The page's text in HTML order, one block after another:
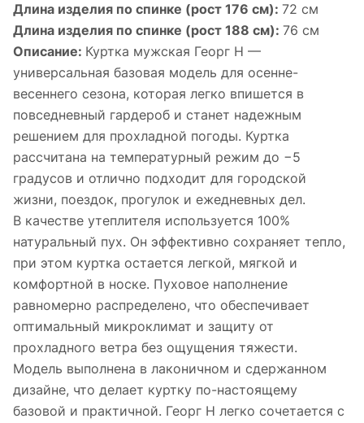
Длина изделия по спинке (рост 176 см): 72 см
Длина изделия по спинке (рост 188 см): 76 см
Описание: Куртка мужская Георг Н —
универсальная базовая модель для осенне-
весеннего сезона, которая легко впишется в
повседневный гардероб и станет надежным
решением для прохладной погоды. Куртка
рассчитана на температурный режим до −5
градусов и отлично подходит для городской
жизни, поездок, прогулок и ежедневных дел.
В качестве утеплителя используется 100%
натуральный пух. Он эффективно сохраняет тепло,
при этом куртка остается легкой, мягкой и
комфортной в носке. Пуховое наполнение
равномерно распределено, что обеспечивает
оптимальный микроклимат и защиту от
прохладного ветра без ощущения тяжести.
Модель выполнена в лаконичном и сдержанном
дизайне, что делает куртку по-настоящему
базовой и практичной. Георг Н легко сочетается с